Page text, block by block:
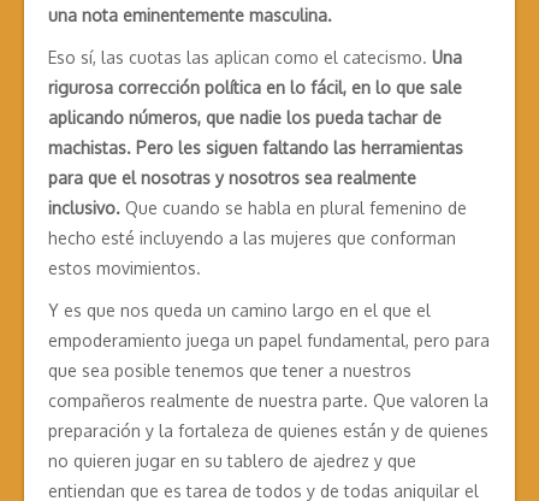
una nota eminentemente masculina.
Eso sí, las cuotas las aplican como el catecismo. Una
rigurosa corrección política en lo fácil, en lo que sale
aplicando números, que nadie los pueda tachar de
machistas. Pero les siguen faltando las herramientas
para que el nosotras y nosotros sea realmente
inclusivo. Que cuando se habla en plural femenino de
hecho esté incluyendo a las mujeres que conforman
estos movimientos.
Y es que nos queda un camino largo en el que el
empoderamiento juega un papel fundamental, pero para
que sea posible tenemos que tener a nuestros
compañeros realmente de nuestra parte. Que valoren la
preparación y la fortaleza de quienes están y de quienes
no quieren jugar en su tablero de ajedrez y que
entiendan que es tarea de todos y de todas aniquilar el